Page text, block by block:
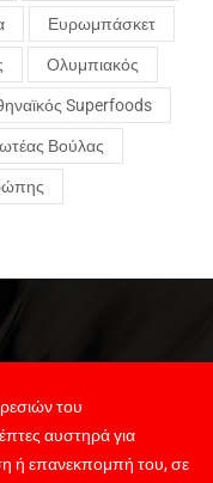
Ευρωμπάσκετ
Ολυμπιακός
Superfoods
Βούλας
του
αυστηρά για
ή επανεκπομπή του, σε